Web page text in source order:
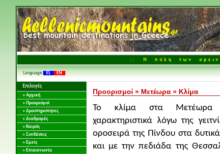
:: Η πύλη των
Language EL EN
Επιλογές
» Αρχική
» Προορισμοί
» Δραστηριότητες
» Διαδρομές
» Καιρός
» Συνδέσεις
» Εμείς
» Επικοινωνία
Προορισμοί » Μετέωρα » Κλίμα
Το κλίμα στα Μετέωρα
χαρακτηριστικά λόγω της
οροσειρά της Πίνδου στα
και με την πεδιάδα της